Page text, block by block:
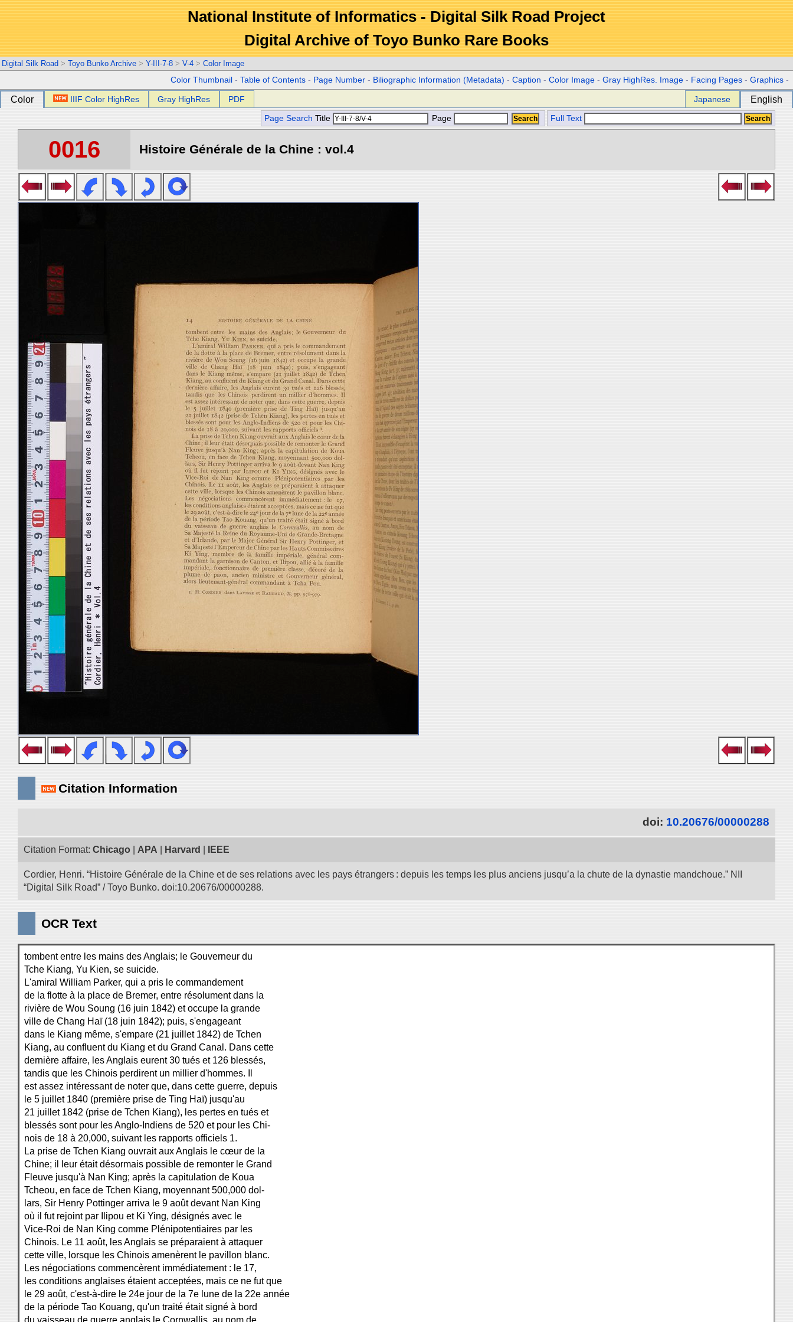
National Institute of Informatics - Digital Silk Road Project
Digital Archive of Toyo Bunko Rare Books
Digital Silk Road > Toyo Bunko Archive > Y-III-7-8 > V-4 > Color Image
Color Thumbnail -Table of Contents - Page Number - Biliographic Information (Metadata) -Caption -Color Image -Gray HighRes. Image - Facing Pages -Graphics -
Color IIIF Color HighRes Gray HighRes PDF Japanese English
Page Search Title Page Full Text
0016 Histoire Générale de la Chine : vol.4
Citation Information
doi: 10.20676/00000288
Citation Format: Chicago APA Harvard IEEE
Cordier, Henri. “Histoire Générale de la Chine et de ses relations avec les pays étrangers : depuis les temps les plus anciens jusqu’a la chute de la dynastie mandchoue.” NII
“Digital Silk Road” / Toyo Bunko. doi:10.20676/00000288.
OCR Text
tombent entre les mains des Anglais; le Gouverneur du
Tche Kiang, Yu Kien, se suicide.
L'amiral William Parker, qui a pris le commandement
de la flotte à la place de Bremer, entre résolument dans la
rivière de Wou Soung (16 juin 1842) et occupe la grande
ville de Chang Haï (18 juin 1842); puis, s'engageant
dans le Kiang même, s'empare (21 juillet 1842) de Tchen
Kiang, au confluent du Kiang et du Grand Canal. Dans cette
dernière affaire, les Anglais eurent 30 tués et 126 blessés,
tandis que les Chinois perdirent un millier d'hommes. Il
est assez intéressant de noter que, dans cette guerre, depuis
le 5 juillet 1840 (première prise de Ting Haï) jusqu'au
21 juillet 1842 (prise de Tchen Kiang), les pertes en tués et
blessés sont pour les Anglo-Indiens de 520 et pour les Chi-
nois de 18 à 20,000, suivant les rapports officiels 1.
La prise de Tchen Kiang ouvrait aux Anglais le cœur de la
Chine; il leur était désormais possible de remonter le Grand
Fleuve jusqu'à Nan King; après la capitulation de Koua
Tcheou, en face de Tchen Kiang, moyennant 500,000 dol-
lars, Sir Henry Pottinger arriva le 9 août devant Nan King
où il fut rejoint par Ilipou et Ki Ying, désignés avec le
Vice-Roi de Nan King comme Plénipotentiaires par les
Chinois. Le 11 août, les Anglais se préparaient à attaquer
cette ville, lorsque les Chinois amenèrent le pavillon blanc.
Les négociations commencèrent immédiatement : le 17,
les conditions anglaises étaient acceptées, mais ce ne fut que
le 29 août, c'est-à-dire le 24e jour de la 7e lune de la 22e année
de la période Tao Kouang, qu'un traité était signé à bord
du vaisseau de guerre anglais le Cornwallis, au nom de